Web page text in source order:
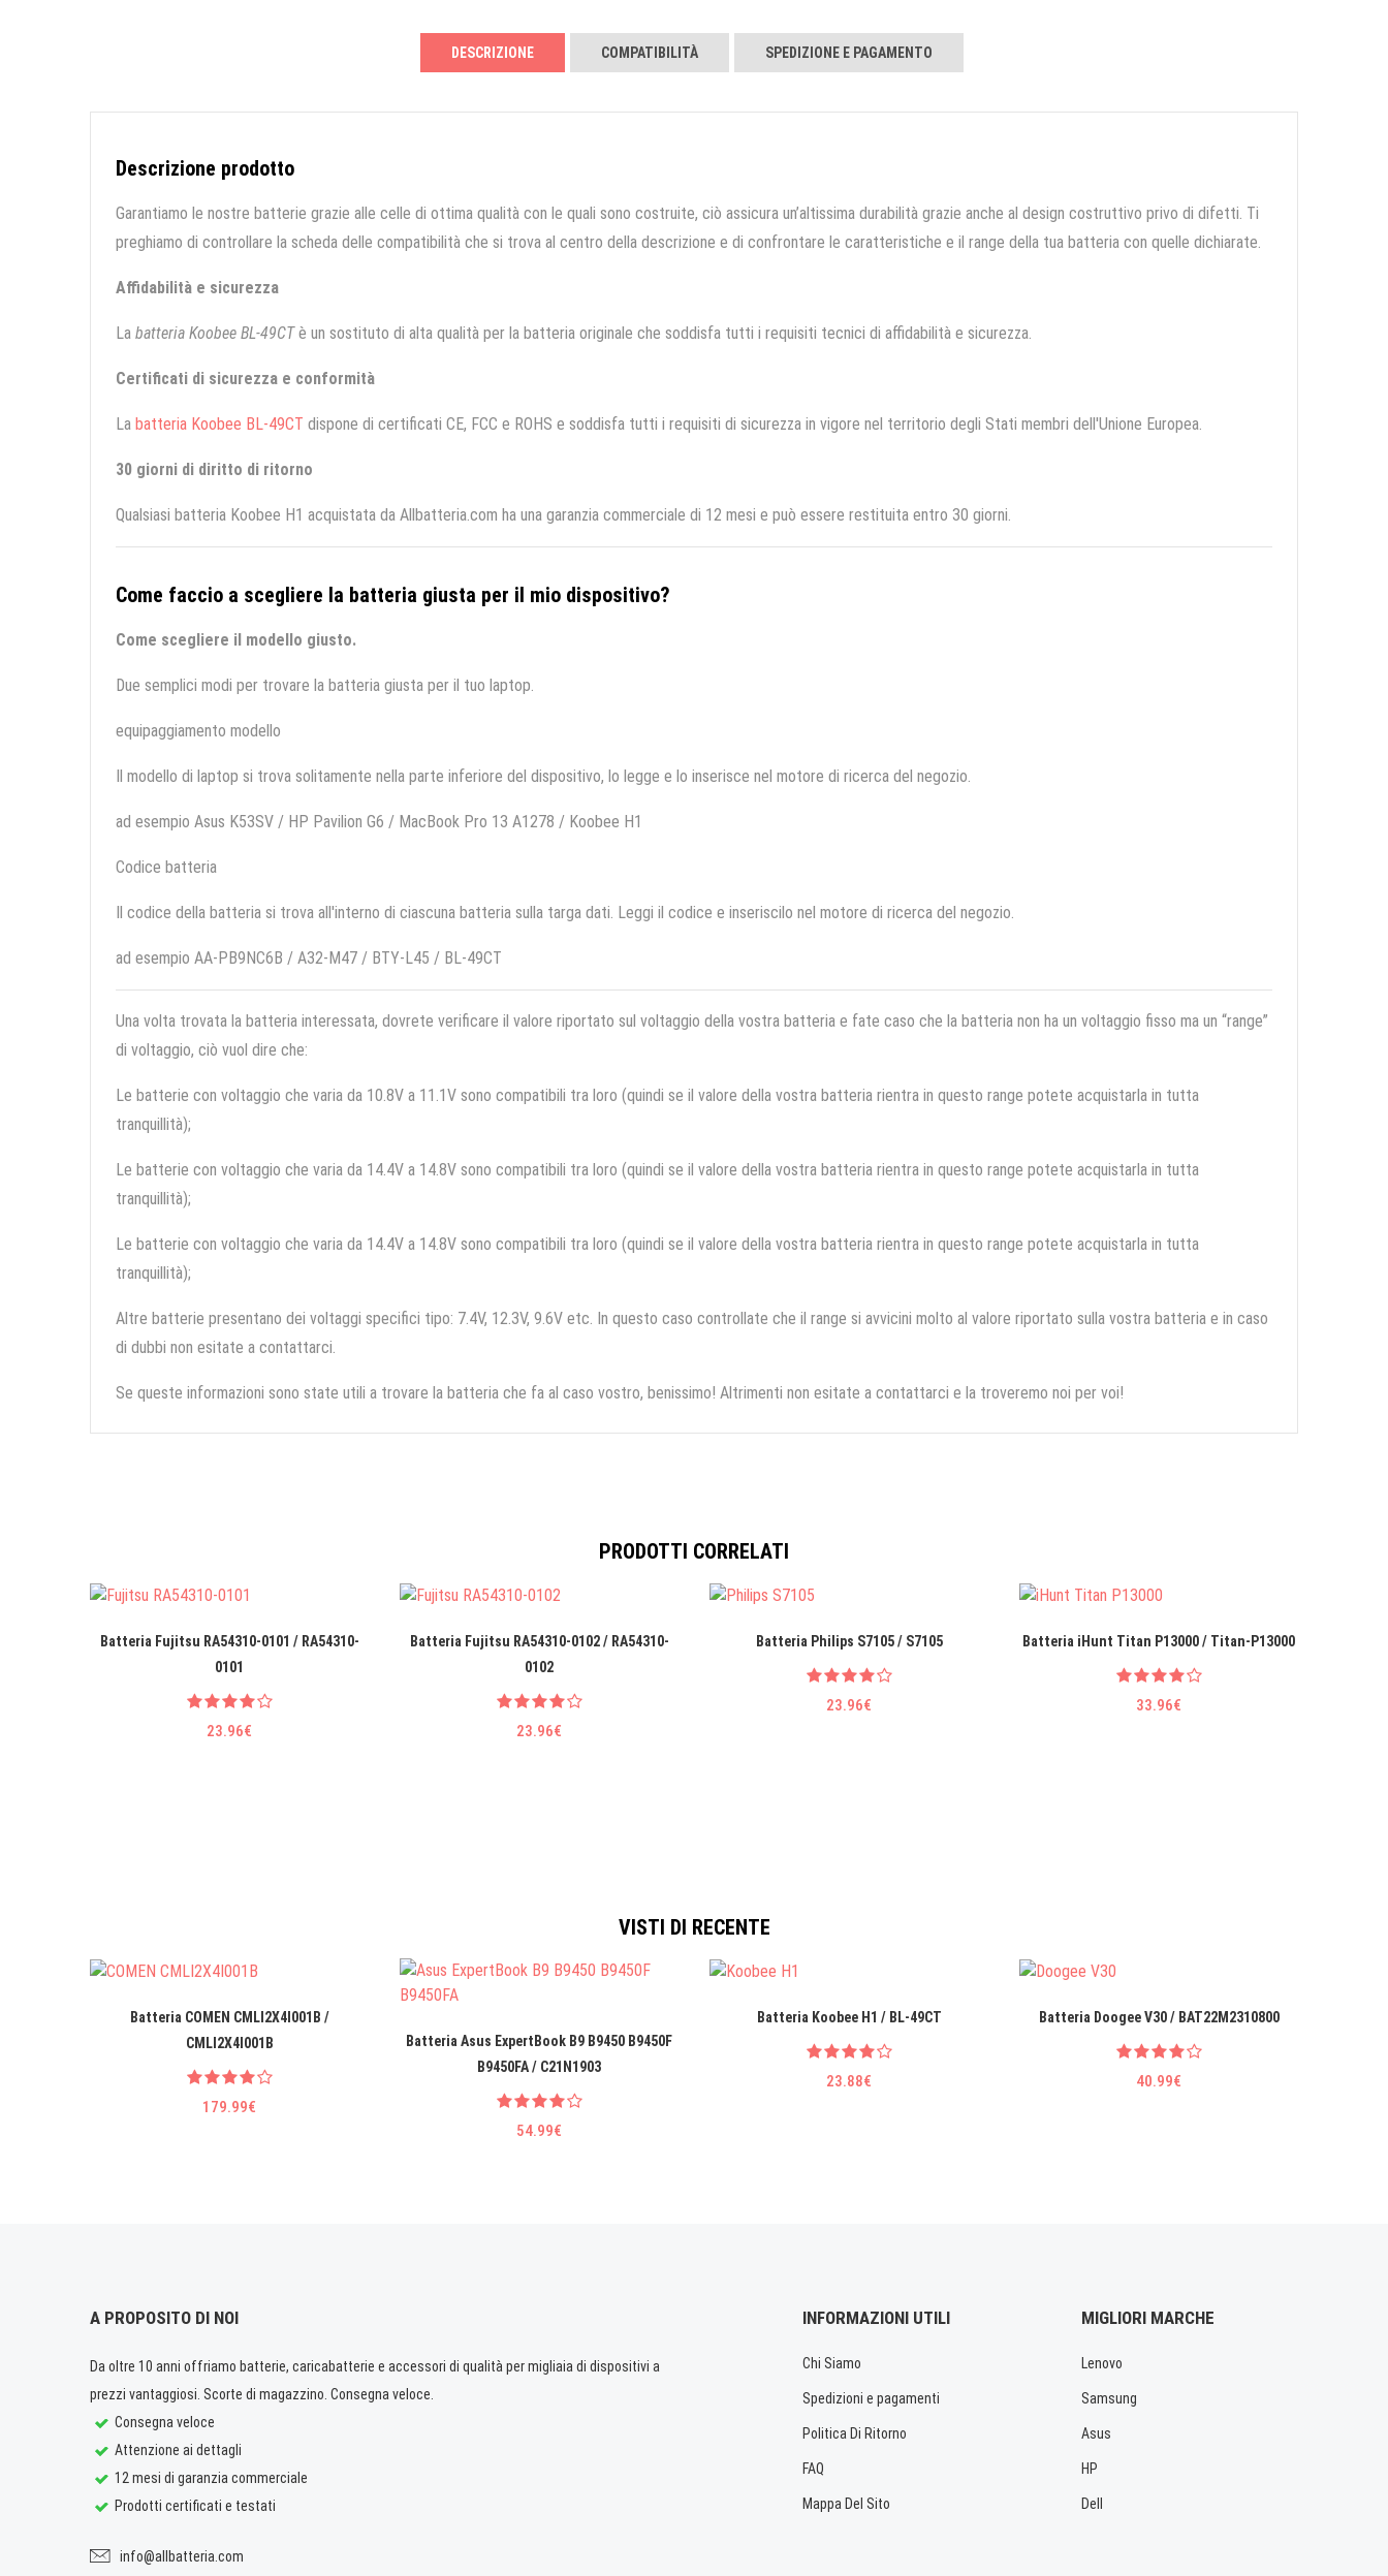
DESCRIZIONE COMPATIBILITÀ SPEDIZIONE E PAGAMENTO
Descrizione prodotto
Garantiamo le nostre batterie grazie alle celle di ottima qualità con le quali sono costruite, ciò assicura un’altissima durabilità grazie anche al design costruttivo privo di difetti. Ti
preghiamo di controllare la scheda delle compatibilità che si trova al centro della descrizione e di confrontare le caratteristiche e il range della tua batteria con quelle dichiarate.
Affidabilità e sicurezza
La batteria Koobee BL-49CTè un sostituto di alta qualità per la batteria originale che soddisfa tutti i requisiti tecnici di affidabilità e sicurezza.
Certificati di sicurezza e conformità
La batteria Koobee BL-49CT dispone di certificati CE, FCC e ROHS e soddisfa tutti i requisiti di sicurezza in vigore nel territorio degli Stati membri dell'Unione Europea.
30 giorni di diritto di ritorno
Qualsiasi batteria Koobee H1 acquistata da Allbatteria.com ha una garanzia commerciale di 12 mesi e può essere restituita entro 30 giorni.
Come faccio a scegliere la batteria giusta per il mio dispositivo?
Come scegliere il modello giusto.
Due semplici modi per trovare la batteria giusta per il tuo laptop.
equipaggiamento modello
Il modello di laptop si trova solitamente nella parte inferiore del dispositivo, lo legge e lo inserisce nel motore di ricerca del negozio.
ad esempio Asus K53SV / HP Pavilion G6 / MacBook Pro 13 A1278 / Koobee H1
Codice batteria
Il codice della batteria si trova all'interno di ciascuna batteria sulla targa dati. Leggi il codice e inseriscilo nel motore di ricerca del negozio.
ad esempio AA-PB9NC6B / A32-M47 / BTY-L45 / BL-49CT
Una volta trovata la batteria interessata, dovrete verificare il valore riportato sul voltaggio della vostra batteria e fate caso che la batteria non ha un voltaggio fisso ma un “range”
di voltaggio, ciò vuol dire che:
Le batterie con voltaggio che varia da 10.8V a 11.1V sono compatibili tra loro (quindi se il valore della vostra batteria rientra in questo range potete acquistarla in tutta
tranquillità);
Le batterie con voltaggio che varia da 14.4V a 14.8V sono compatibili tra loro (quindi se il valore della vostra batteria rientra in questo range potete acquistarla in tutta
tranquillità);
Le batterie con voltaggio che varia da 14.4V a 14.8V sono compatibili tra loro (quindi se il valore della vostra batteria rientra in questo range potete acquistarla in tutta
tranquillità);
Altre batterie presentano dei voltaggi specifici tipo: 7.4V, 12.3V, 9.6V etc. In questo caso controllate che il range si avvicini molto al valore riportato sulla vostra batteria e in caso
di dubbi non esitate a contattarci.
Se queste informazioni sono state utili a trovare la batteria che fa al caso vostro, benissimo! Altrimenti non esitate a contattarci e la troveremo noi per voi!
PRODOTTI CORRELATI
Batteria Fujitsu RA54310-0101 / RA54310-
0101
23.96€
Batteria Fujitsu RA54310-0102 / RA54310-
0102
23.96€
Batteria Philips S7105 / S7105
23.96€
Batteria iHunt Titan P13000 / Titan-P13000
33.96€
VISTI DI RECENTE
Batteria COMEN CMLI2X4I001B /
CMLI2X4I001B
179.99€
Batteria Asus ExpertBook B9 B9450 B9450F
B9450FA / C21N1903
54.99€
Batteria Koobee H1 / BL-49CT
23.88€
Batteria Doogee V30 / BAT22M2310800
40.99€
A PROPOSITO DI NOI
Da oltre 10 anni offriamo batterie, caricabatterie e accessori di qualità per migliaia di dispositivi a
prezzi vantaggiosi. Scorte di magazzino. Consegna veloce.
Consegna veloce
Attenzione ai dettagli
12 mesi di garanzia commerciale
Prodotti certificati e testati
info@allbatteria.com
INFORMAZIONI UTILI
Chi Siamo
Spedizioni e pagamenti
Politica Di Ritorno
FAQ
Mappa Del Sito
MIGLIORI MARCHE
Lenovo
Samsung
Asus
HP
Dell